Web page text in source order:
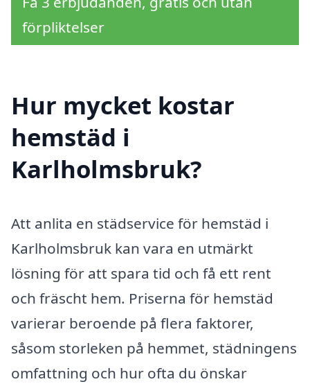
förpliktelser
Hur mycket kostar
hemstäd i
Karlholmsbruk?
Att anlita en städservice för hemstäd i
Karlholmsbruk kan vara en utmärkt
lösning för att spara tid och få ett rent
och fräscht hem. Priserna för hemstäd
varierar beroende på flera faktorer,
såsom storleken på hemmet, städningens
omfattning och hur ofta du önskar